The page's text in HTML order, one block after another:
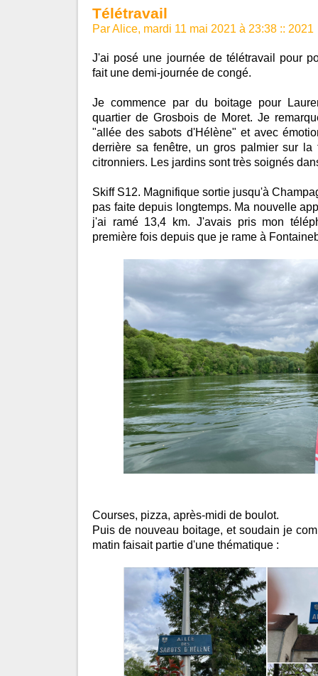
Télétravail
Par Alice, mardi 11 mai 2021 à 23:38 :: 2021
J'ai posé une journée de télétravail pour
fait une demi-journée de congé.
Je commence par du boitage pour
quartier de Grosbois de Moret. Je
"allée des sabots d'Hélène" et avec
derrière sa fenêtre, un gros palmier sur la
citronniers. Les jardins sont très soignés
Skiff S12. Magnifique sortie jusqu'à
pas faite depuis longtemps. Ma nouvelle
j'ai ramé 13,4 km. J'avais pris mon
première fois depuis que je rame à
Courses, pizza, après-midi de boulot.
Puis de nouveau boitage, et soudain je
matin faisait partie d'une thématique :